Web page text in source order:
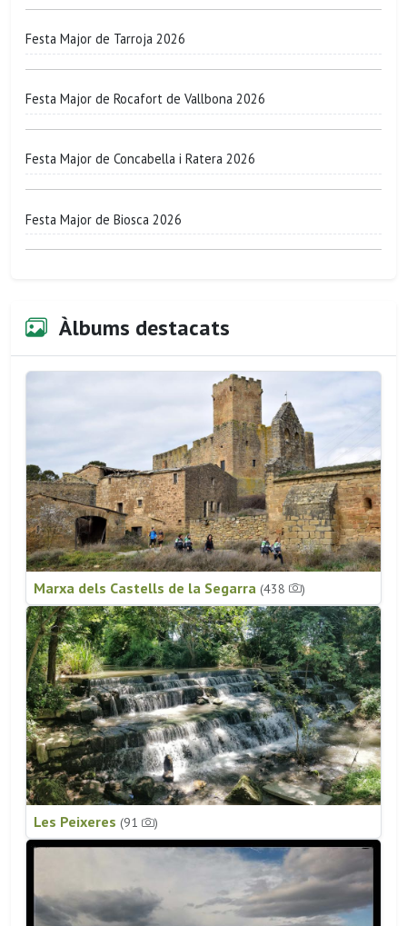
Festa Major de Tarroja 2026
Festa Major de Rocafort de Vallbona 2026
Festa Major de Concabella i Ratera 2026
Festa Major de Biosca 2026
Àlbums destacats
Marxa dels Castells de la Segarra (438 )
Les Peixeres (91 )